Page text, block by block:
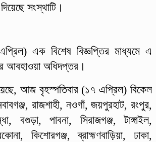
সংস্থাটি।
এক বিশেষ বিজ্ঞপ্তির মাধ্যমে এ
আবহাওয়া অধিদপ্তর।
আজ বৃহস্পতিবার (১৭ এপ্রিল) বিকেল
রাজশাহী, নওগাঁ, জয়পুরহাট, রংপুর,
বগুড়া, পাবনা, সিরাজগঞ্জ, টাঙ্গাইল,
কিশোরগঞ্জ, ব্রাহ্মণবাড়িয়া, ঢাকা,